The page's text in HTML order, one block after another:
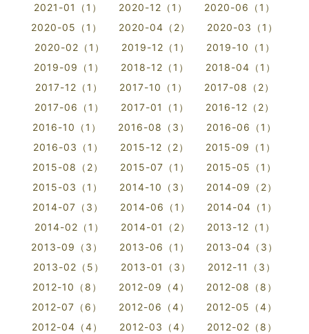
2021-01（1）
2020-12（1）
2020-06（1）
2020-05（1）
2020-04（2）
2020-03（1）
2020-02（1）
2019-12（1）
2019-10（1）
2019-09（1）
2018-12（1）
2018-04（1）
2017-12（1）
2017-10（1）
2017-08（2）
2017-06（1）
2017-01（1）
2016-12（2）
2016-10（1）
2016-08（3）
2016-06（1）
2016-03（1）
2015-12（2）
2015-09（1）
2015-08（2）
2015-07（1）
2015-05（1）
2015-03（1）
2014-10（3）
2014-09（2）
2014-07（3）
2014-06（1）
2014-04（1）
2014-02（1）
2014-01（2）
2013-12（1）
2013-09（3）
2013-06（1）
2013-04（3）
2013-02（5）
2013-01（3）
2012-11（3）
2012-10（8）
2012-09（4）
2012-08（8）
2012-07（6）
2012-06（4）
2012-05（4）
2012-04（4）
2012-03（4）
2012-02（8）